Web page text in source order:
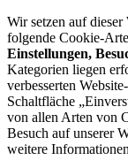
Wir setzen auf
folgende Cookie-
Einstellungen,
Kategorien liegen
verbesserten
Schaltfläche
von allen Arten von
Besuch auf unserer
weitere